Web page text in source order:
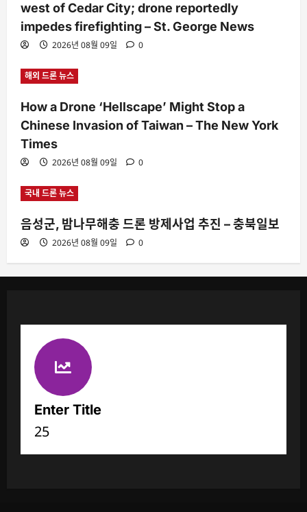
west of Cedar City; drone reportedly
impedes firefighting – St. George News
2026년 08월 09일 0
해외 드론 뉴스
How a Drone ‘Hellscape’ Might Stop a
Chinese Invasion of Taiwan – The New York
Times
2026년 08월 09일 0
국내 드론 뉴스
음성군, 밤나무해충 드론 방제사업 추진 – 충북일보
2026년 08월 09일 0
Enter Title
25